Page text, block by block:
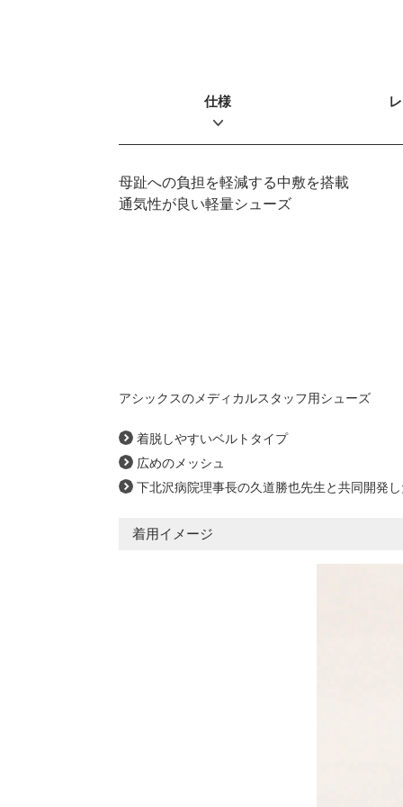
仕様
母趾への負担を軽減する中敷を搭載
通気性が良い軽量シューズ
アシックスのメディカルスタッフ用シューズ
着脱しやすいベルトタイプ
広めのメッシュ
下北沢病院理事長の久道勝也先生と共同開発
着用イメージ